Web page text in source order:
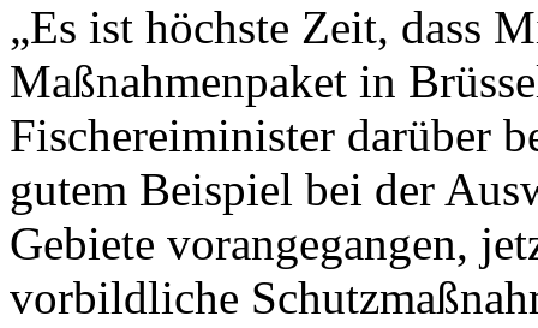
„Es ist höchste Zeit, dass
Maßnahmenpaket in
Fischereiminister darüber
gutem Beispiel bei der
Gebiete vorangegangen,
vorbildliche